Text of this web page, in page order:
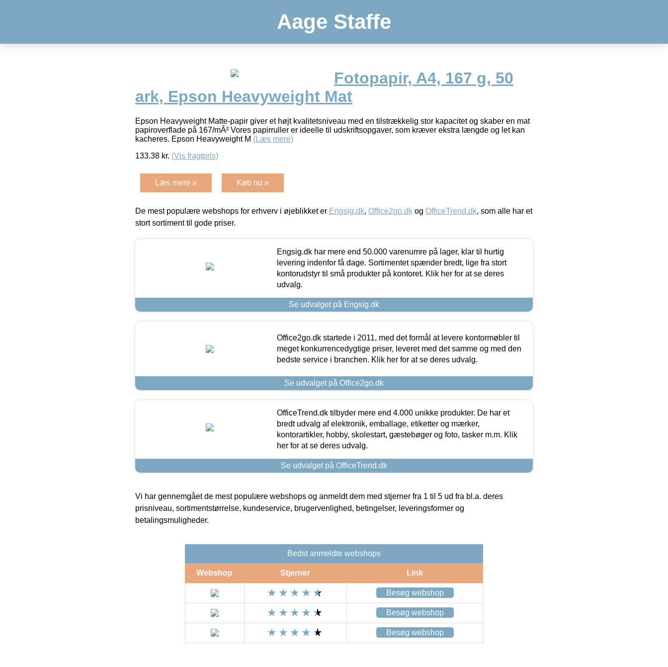
Aage Staffe
Fotopapir, A4, 167 g, 50
ark, Epson Heavyweight Mat
Epson Heavyweight Matte-papir giver et højt kvalitetsniveau med en tilstrækkelig stor kapacitet og skaber en mat
papiroverflade på 167/mÂ² Vores papirruller er ideelle til udskriftsopgaver, som kræver ekstra længde og let kan
kacheres. Epson Heavyweight M (Læs mere)
133.38 kr. (Vis fragtpris)
Læs mere » Køb nu »
De mest populære webshops for erhverv i øjeblikket er Engsig.dk, Office2go.dk og OfficeTrend.dk, som alle har et
stort sortiment til gode priser.
Engsig.dk har mere end 50.000 varenumre på lager, klar til hurtig
levering indenfor få dage. Sortimentet spænder bredt, lige fra stort
kontorudstyr til små produkter på kontoret. Klik her for at se deres
udvalg.
Se udvalget på Engsig.dk
Office2go.dk startede i 2011, med det formål at levere kontormøbler til
meget konkurrencedygtige priser, leveret med det samme og med den
bedste service i branchen. Klik her for at se deres udvalg.
Se udvalget på Office2go.dk
OfficeTrend.dk tilbyder mere end 4.000 unikke produkter. De har et
bredt udvalg af elektronik, emballage, etiketter og mærker,
kontorartikler, hobby, skolestart, gæstebøger og foto, tasker m.m. Klik
her for at se deres udvalg.
Se udvalget på OfficeTrend.dk
Vi har gennemgået de mest populære webshops og anmeldt dem med stjerner fra 1 til 5 ud fra bl.a. deres
prisniveau, sortimentstørrelse, kundeservice, brugervenlighed, betingelser, leveringsformer og
betalingsmuligheder.
Bedst anmeldte webshops
Webshop Stjerner Link
Besøg webshop
Besøg webshop
Besøg webshop